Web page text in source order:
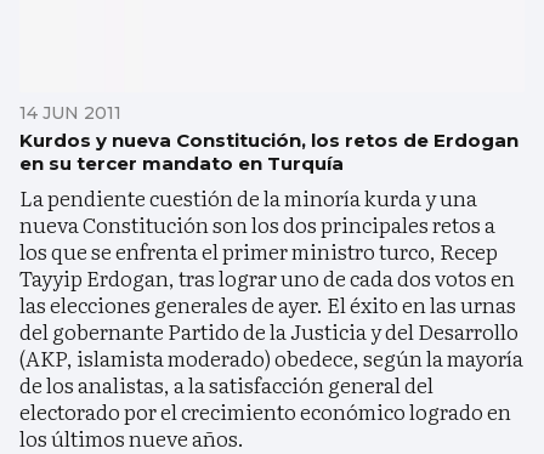
14 JUN 2011
Kurdos y nueva Constitución, los retos de Erdogan
en su tercer mandato en Turquía
La pendiente cuestión de la minoría kurda y una
nueva Constitución son los dos principales retos a
los que se enfrenta el primer ministro turco, Recep
Tayyip Erdogan, tras lograr uno de cada dos votos en
las elecciones generales de ayer. El éxito en las urnas
del gobernante Partido de la Justicia y del Desarrollo
(AKP, islamista moderado) obedece, según la mayoría
de los analistas, a la satisfacción general del
electorado por el crecimiento económico logrado en
los últimos nueve años.